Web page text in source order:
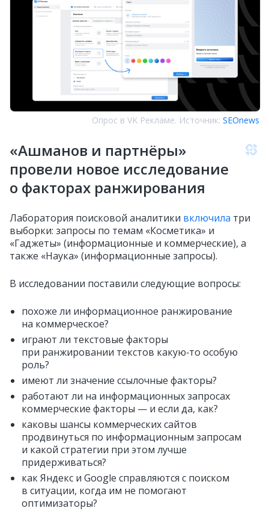
Опрос в VK Рекламе. Источник: SEOnews
«Ашманов и партнёры»
провели новое исследование
о факторах ранжирования
Лаборатория поисковой аналитики включила три
выборки: запросы по темам «Косметика» и
«Гаджеты» (информационные и коммерческие), а
также «Наука» (информационные запросы).
В исследовании поставили следующие вопросы:
похоже ли информационное ранжирование
на коммерческое?
играют ли текстовые факторы
при ранжировании текстов какую‑то особую
роль?
имеют ли значение ссылочные факторы?
работают ли на информационных запросах
коммерческие факторы — и если да, как?
каковы шансы коммерческих сайтов
продвинуться по информационным запросам
и какой стратегии при этом лучше
придерживаться?
как Яндекс и Google справляются с поиском
в ситуации, когда им не помогают
оптимизаторы?